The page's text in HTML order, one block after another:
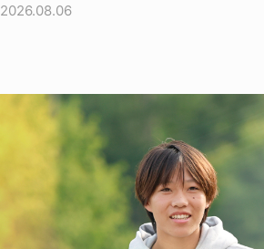
2026.08.06